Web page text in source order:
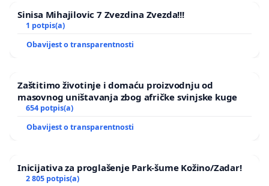
Sinisa Mihajilovic 7 Zvezdina Zvezda!!!
1 potpis(a)
Obavijest o transparentnosti
Zaštitimo životinje i domaću proizvodnju od
masovnog uništavanja zbog afričke svinjske kuge
654 potpis(a)
Obavijest o transparentnosti
Inicijativa za proglašenje Park-šume Kožino/Zadar!
2 805 potpis(a)